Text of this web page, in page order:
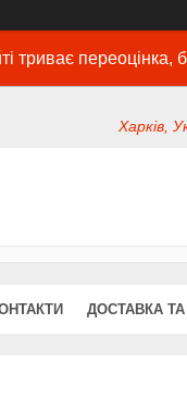
триває переоцінка,
Харків,
ДОСТАВКА